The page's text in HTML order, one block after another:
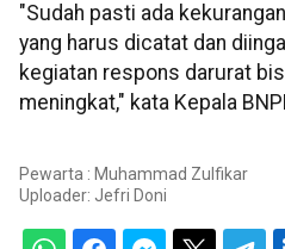
"Sudah pasti ada
yang harus dicatat dan
kegiatan respons darurat
meningkat," kata Kepala
Pewarta : Muhammad Zulfikar
Uploader: Jefri Doni